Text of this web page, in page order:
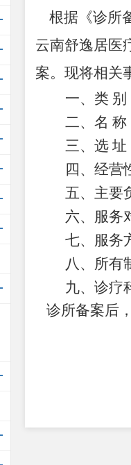
根据 《诊
云南舒逸居医
案。现将相关
一、类 别
二、名 称
三、选 址
四、经营
五、主要
六、服务
七、服务
八、所有
九、诊疗
诊所备案后